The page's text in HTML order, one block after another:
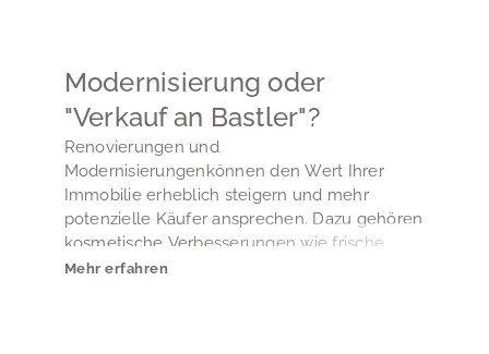
Modernisierung oder
"Verkauf an Bastler"?
Renovierungen und
Modernisierungenkönnen den Wert Ihrer
Immobilie erheblich steigern und mehr
potenzielle Käufer ansprechen. Dazu gehören
kosmetische Verbesserungen wie frische
Farbe und neue Bodenbeläge,
Mehr erfahren